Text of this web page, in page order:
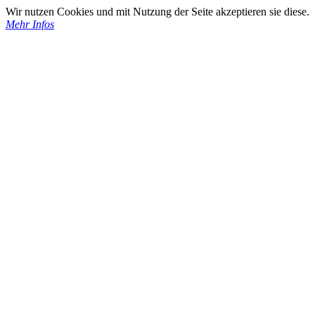
Wir nutzen Cookies und mit Nutzung der Seite akzeptieren sie diese.
Mehr Infos